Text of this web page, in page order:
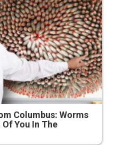
Columbus: Worms
You In The